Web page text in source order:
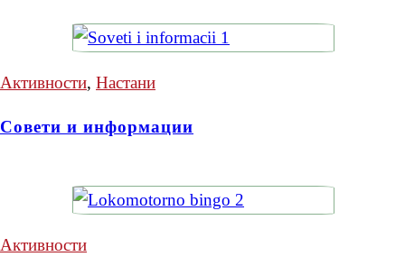
Активности, Настани
Совети и информации
Активности